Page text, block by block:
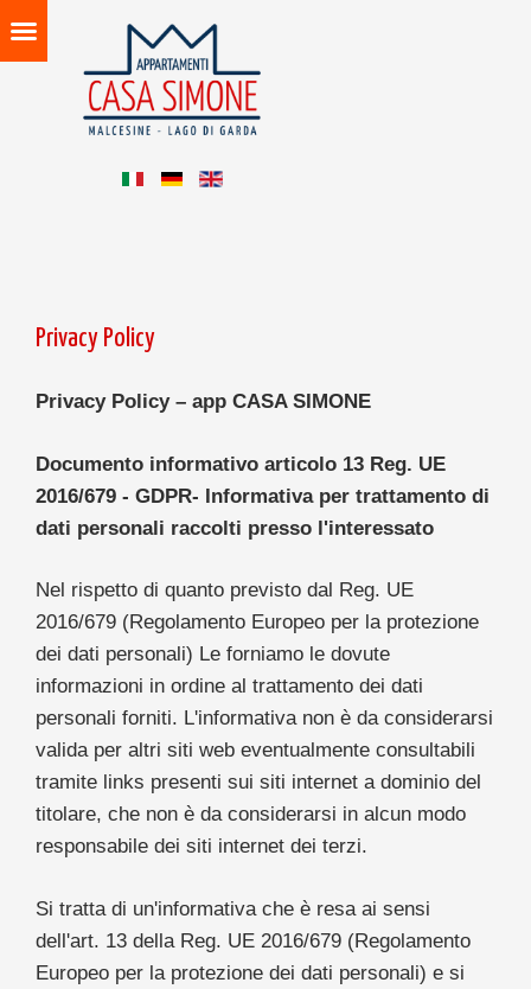
Privacy Policy
Privacy Policy – app CASA SIMONE
Documento informativo articolo 13 Reg. UE
2016/679 - GDPR- Informativa per trattamento di
dati personali raccolti presso l'interessato
Nel rispetto di quanto previsto dal Reg. UE
2016/679 (Regolamento Europeo per la protezione
dei dati personali) Le forniamo le dovute
informazioni in ordine al trattamento dei dati
personali forniti. L'informativa non è da considerarsi
valida per altri siti web eventualmente consultabili
tramite links presenti sui siti internet a dominio del
titolare, che non è da considerarsi in alcun modo
responsabile dei siti internet dei terzi.
Si tratta di un'informativa che è resa ai sensi
dell'art. 13 della Reg. UE 2016/679 (Regolamento
Europeo per la protezione dei dati personali) e si